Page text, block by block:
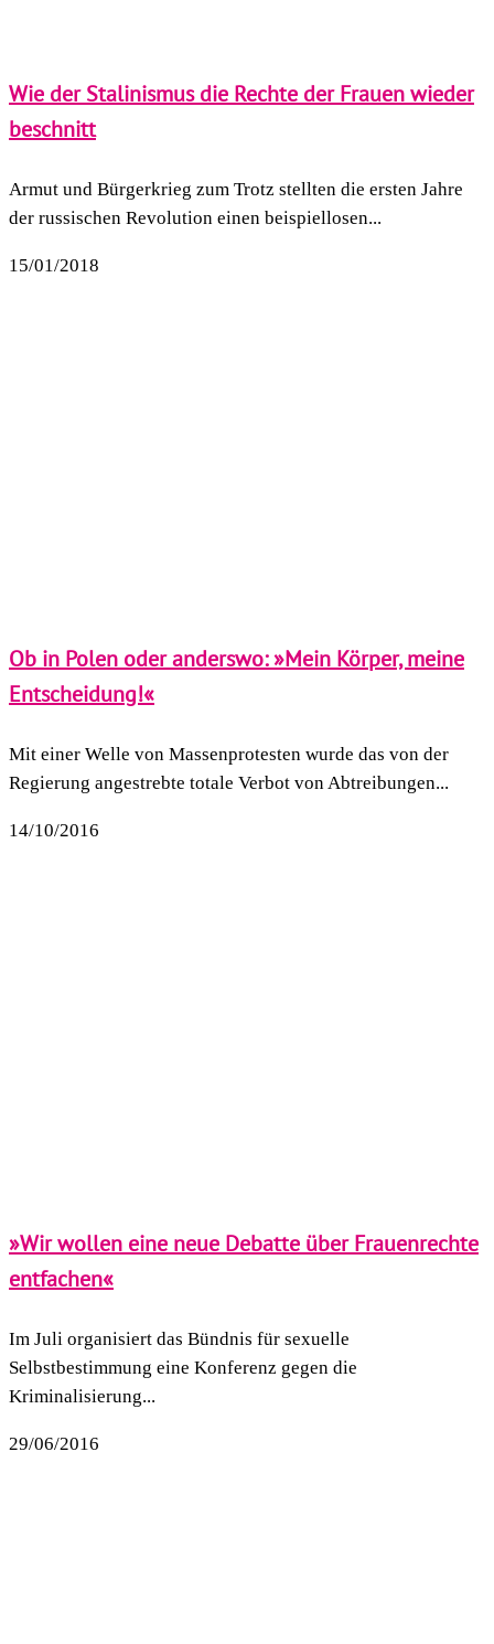
Wie der Stalinismus die Rechte der Frauen wieder
beschnitt
Armut und Bürgerkrieg zum Trotz stellten die ersten Jahre
der russischen Revolution einen beispiellosen...
15/01/2018
Ob in Polen oder anderswo: »Mein Körper, meine
Entscheidung!«
Mit einer Welle von Massenprotesten wurde das von der
Regierung angestrebte totale Verbot von Abtreibungen...
14/10/2016
»Wir wollen eine neue Debatte über Frauenrechte
entfachen«
Im Juli organisiert das Bündnis für sexuelle
Selbstbestimmung eine Konferenz gegen die
Kriminalisierung...
29/06/2016